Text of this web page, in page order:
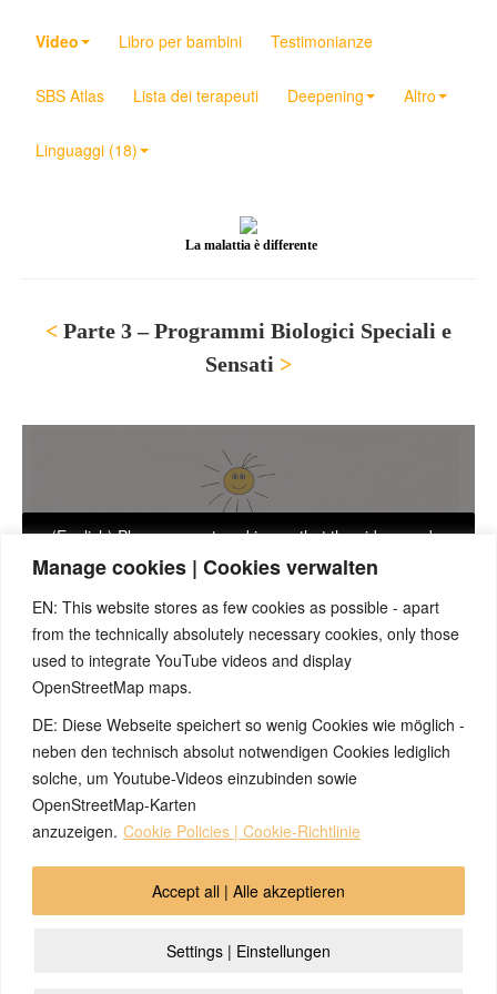
Manage cookies | Cookies verwalten
EN: This website stores as few cookies as possible - apart
from the technically absolutely necessary cookies, only those
used to integrate YouTube videos and display
OpenStreetMap maps.
DE: Diese Webseite speichert so wenig Cookies wie möglich -
neben den technisch absolut notwendigen Cookies lediglich
solche, um Youtube-Videos einzubinden sowie
OpenStreetMap-Karten
anzuzeigen. Cookie Policies | Cookie-Richtlinie
Settings | Einstellungen
Accept all | Alle akzeptieren
Video Libro per bambini Testimonianze
SBS Atlas Lista dei terapeuti Deepening Altro
Linguaggi (18)
La malattia è differente
< Parte 3 – Programmi Biologici Speciali e
Sensati >
(English) Please accept cookies so that the video can be
played
In questa parte esaminiamo una visione radicalmente diversa
della malattia, che è riassunta nella 5° Legge Biologica della
Natura e che costituisce la base della Nuova Medicina.
© 2026 by Ingmar Marquardt
Impressum Trattamento dei dati
Cookie Policy (EU)